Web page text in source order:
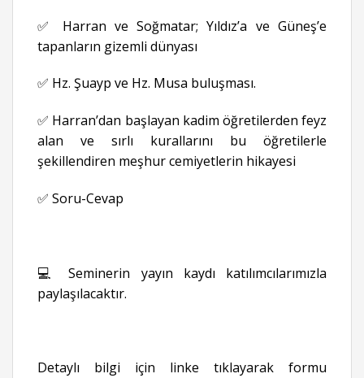
✅ Harran ve Soğmatar; Yıldız’a ve Güneş’e
tapanların gizemli dünyası
✅ Hz. Şuayp ve Hz. Musa buluşması.
✅ Harran’dan başlayan kadim öğretilerden feyz
alan ve sırlı kurallarını bu öğretilerle
şekillendiren meşhur cemiyetlerin hikayesi
✅ Soru-Cevap
💻 Seminerin yayın kaydı katılımcılarımızla
paylaşılacaktır.
Detaylı bilgi için linke tıklayarak formu